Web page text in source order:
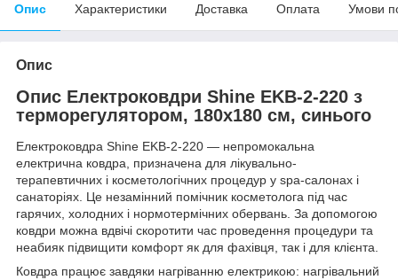
Опис Характеристики Доставка Оплата Умови
Опис
Опис Електроковдри Shine EKB-2-220 з
терморегулятором, 180x180 см, синього
Електроковдра Shine EKB-2-220 — непромокальна
електрична ковдра, призначена для лікувально-
терапевтичних і косметологічних процедур у spa-салонах і
санаторіях. Це незамінний помічник косметолога під час
гарячих, холодних і нормотермічних обервань. За допомогою
ковдри можна вдвічі скоротити час проведення процедури та
неабияк підвищити комфорт як для фахівця, так і для клієнта.
Ковдра працює завдяки нагріванню електрикою: нагрівальний